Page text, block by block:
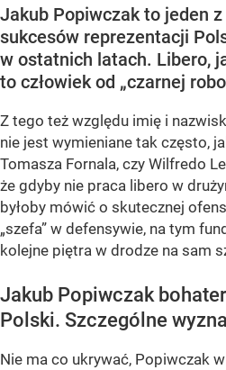
Jakub Popiwczak to jeden
sukcesów reprezentacji
w ostatnich latach. Libero,
to człowiek od „czarnej
Z tego też względu imię i
nie jest wymieniane tak często,
Tomasza Fornala, czy Wilfredo
że gdyby nie praca libero w
byłoby mówić o skutecznej
„szefa” w defensywie, na tym
kolejne piętra w drodze na sam
Jakub Popiwczak
Polski. Szczególne
Nie ma co ukrywać, Popiwczak